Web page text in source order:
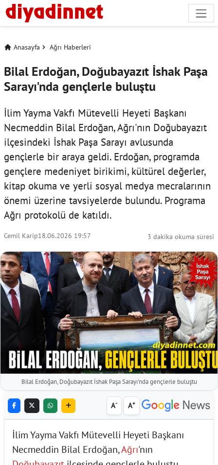
Anasayfa Ağrı Haberleri
Bilal Erdoğan, Doğubayazıt İshak Paşa
Sarayı'nda gençlerle buluştu
İlim Yayma Vakfı Mütevelli Heyeti Başkanı
Necmeddin Bilal Erdoğan, Ağrı'nın Doğubayazıt
ilçesindeki İshak Paşa Sarayı avlusunda
gençlerle bir araya geldi. Erdoğan, programda
gençlere medeniyet birikimi, kültürel değerler,
kitap okuma ve yerli sosyal medya mecralarının
önemi üzerine tavsiyelerde bulundu. Programa
Ağrı protokolü de katıldı.
Cemil Karip18.06.2026 19:57 3 dakika okuma süresi
Bilal Erdoğan, Doğubayazıt İshak Paşa Sarayı'nda gençlerle buluştu
A- A+
İlim Yayma Vakfı Mütevelli Heyeti Başkanı
Necmeddin Bilal Erdoğan,Ağrı'nın